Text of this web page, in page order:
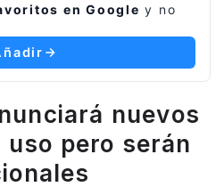
en Google y no
nuevos
pero serán